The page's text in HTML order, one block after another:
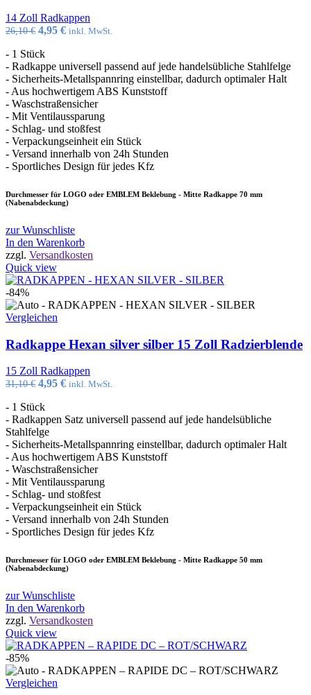
14 Zoll Radkappen
26,10€ Ursprünglicher
war:
26,10 €
4,95 €Aktueller
4,95 €.
inkl. MwSt.
- 1 Stück
- Radkappe universell passend auf jede handelsübliche Stahlfelge
- Sicherheits-Metallspannring einstellbar, dadurch optimaler Halt
- Aus hochwertigem ABS Kunststoff
- Waschstraßensicher
- Mit Ventilaussparung
- Schlag- und stoßfest
- Verpackungseinheit ein Stück
- Versand innerhalb von 24h Stunden
- Sportliches Design für jedes Kfz
Durchmesser für LOGO oder EMBLEM Beklebung - Mitte Radkappe 70 mm
(Nabenabdeckung)
zur Wunschliste
In den Warenkorb
zzgl. Versandkosten
Quick view
-84%
Vergleichen
Radkappe Hexan silver silber 15 Zoll Radzierblende
15 Zoll Radkappen
31,10€ Ursprünglicher
war:
31,10 €
4,95 €Aktueller
4,95 €.
inkl. MwSt.
- 1 Stück
- Radkappen Satz universell passend auf jede handelsübliche
Stahlfelge
- Sicherheits-Metallspannring einstellbar, dadurch optimaler Halt
- Aus hochwertigem ABS Kunststoff
- Waschstraßensicher
- Mit Ventilaussparung
- Schlag- und stoßfest
- Verpackungseinheit ein Stück
- Versand innerhalb von 24h Stunden
- Sportliches Design für jedes Kfz
Durchmesser für LOGO oder EMBLEM Beklebung - Mitte Radkappe 50 mm
(Nabenabdeckung)
zur Wunschliste
In den Warenkorb
zzgl. Versandkosten
Quick view
-85%
Vergleichen